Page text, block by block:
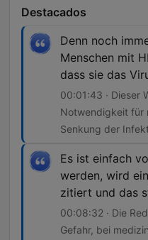
Destacados
Denn noch
Menschen mit
dass sie das
00:01:43 · Dieser
Notwendigkeit für
Senkung der
Es ist einfach
werden, wird
zitiert und das
00:08:32 · Die
Gefahr, bei